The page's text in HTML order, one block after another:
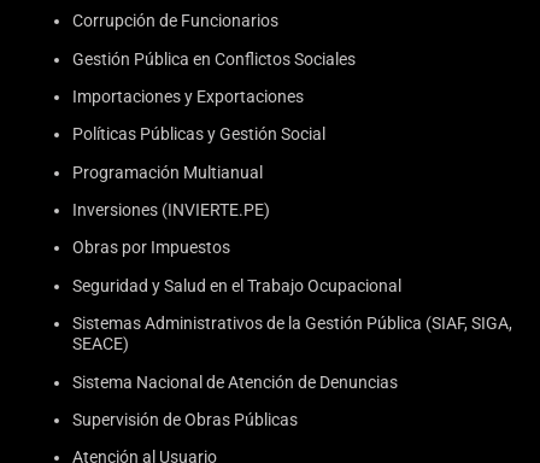
Corrupción de Funcionarios
Gestión Pública en Conflictos Sociales
Importaciones y Exportaciones
Políticas Públicas y Gestión Social
Programación Multianual
Inversiones (INVIERTE.PE)
Obras por Impuestos
Seguridad y Salud en el Trabajo Ocupacional
Sistemas Administrativos de la Gestión Pública (SIAF, SIGA,
SEACE)
Sistema Nacional de Atención de Denuncias
Supervisión de Obras Públicas
Atención al Usuario